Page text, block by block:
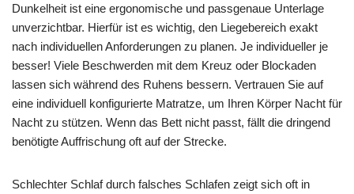
Dunkelheit ist eine ergonomische und passgenaue Unterlage
unverzichtbar. Hierfür ist es wichtig, den Liegebereich exakt
nach individuellen Anforderungen zu planen. Je individueller je
besser! Viele Beschwerden mit dem Kreuz oder Blockaden
lassen sich während des Ruhens bessern. Vertrauen Sie auf
eine individuell konfigurierte Matratze, um Ihren Körper Nacht für
Nacht zu stützen. Wenn das Bett nicht passt, fällt die dringend
benötigte Auffrischung oft auf der Strecke.
Schlechter Schlaf durch falsches Schlafen zeigt sich oft in